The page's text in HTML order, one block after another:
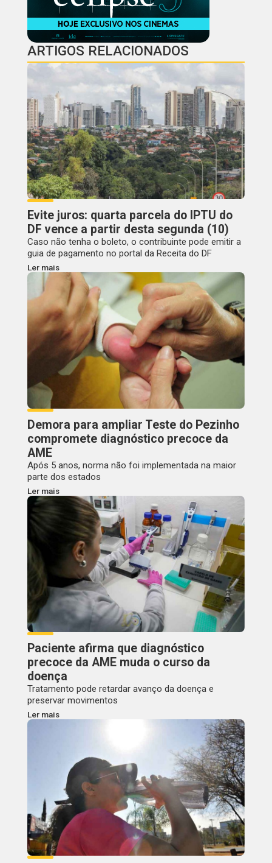
ARTIGOS RELACIONADOS
Evite juros: quarta parcela do IPTU do
DF vence a partir desta segunda (10)
Caso não tenha o boleto, o contribuinte pode emitir a
guia de pagamento no portal da Receita do DF
Ler mais
Demora para ampliar Teste do Pezinho
compromete diagnóstico precoce da
AME
Após 5 anos, norma não foi implementada na maior
parte dos estados
Ler mais
Paciente afirma que diagnóstico
precoce da AME muda o curso da
doença
Tratamento pode retardar avanço da doença e
preservar movimentos
Ler mais